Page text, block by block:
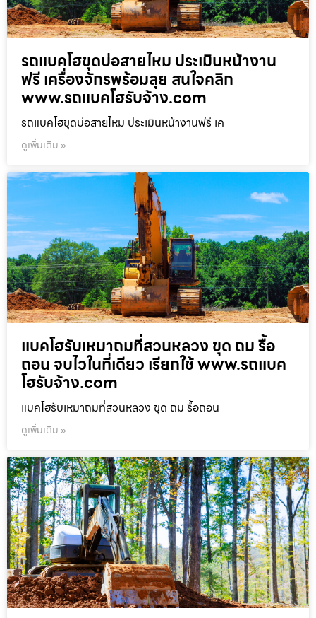
รถแบคโฮขุดบ่อสายไหม ประเมินหน้างาน
ฟรี เครื่องจักรพร้อมลุย สนใจคลิก
www.รถแบคโฮรับจ้าง.com
รถแบคโฮขุดบ่อสายไหม ประเมินหน้างานฟรี เค
ดูเพิ่มเติม »
แบคโฮรับเหมาถมที่สวนหลวง ขุด ถม รื้อ
ถอน จบไวในที่เดียว เรียกใช้ www.รถแบค
โฮรับจ้าง.com
แบคโฮรับเหมาถมที่สวนหลวง ขุด ถม รื้อถอน
ดูเพิ่มเติม »